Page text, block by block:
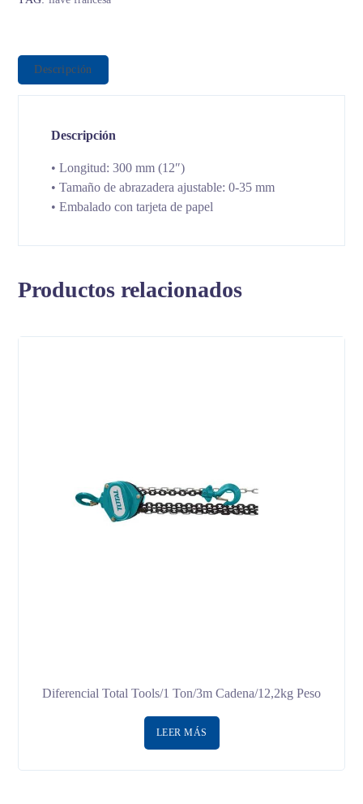
Descripción
Descripción
• Longitud: 300 mm (12″)
• Tamaño de abrazadera ajustable: 0-35 mm
• Embalado con tarjeta de papel
Productos relacionados
Diferencial Total Tools/1 Ton/3m Cadena/12,2kg Peso
LEER MÁS